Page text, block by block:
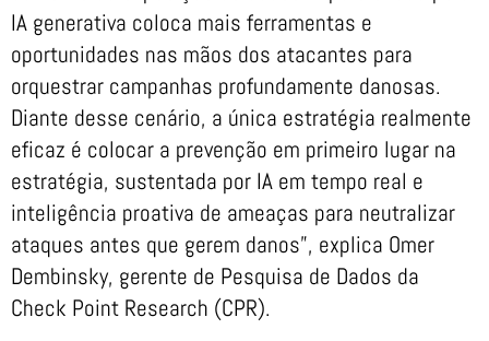
IA generativa coloca mais ferramentas e
oportunidades nas mãos dos atacantes para
orquestrar campanhas profundamente danosas.
Diante desse cenário, a única estratégia realmente
eficaz é colocar a prevenção em primeiro lugar na
estratégia, sustentada por IA em tempo real e
inteligência proativa de ameaças para neutralizar
ataques antes que gerem danos”, explica Omer
Dembinsky, gerente de Pesquisa de Dados da
Check Point Research (CPR).